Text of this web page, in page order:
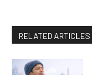
RELATED ARTICLES